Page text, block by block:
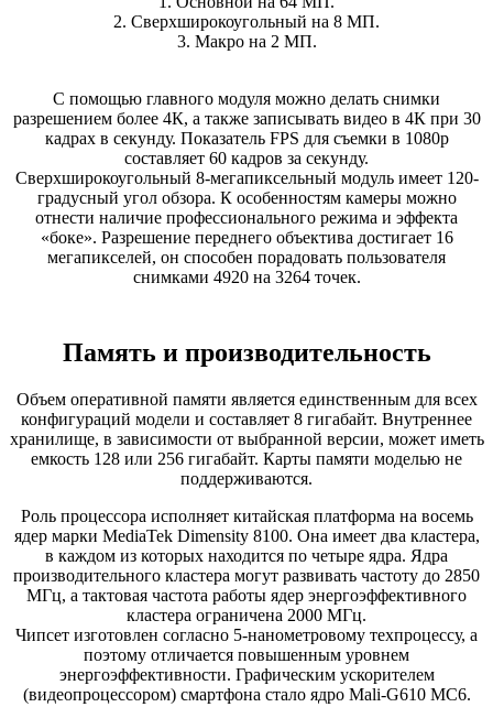
2. Сверхширокоугольный на 8 МП.
3. Макро на 2 МП.
С помощью главного модуля можно делать снимки
разрешением более 4К, а также записывать видео в 4К при 30
кадрах в секунду. Показатель FPS для съемки в 1080p
составляет 60 кадров за секунду.
Сверхширокоугольный 8-мегапиксельный модуль имеет 120-
градусный угол обзора. К особенностям камеры можно
отнести наличие профессионального режима и эффекта
«боке». Разрешение переднего объектива достигает 16
мегапикселей, он способен порадовать пользователя
снимками 4920 на 3264 точек.
Память и производительность
Объем оперативной памяти является единственным для всех
конфигураций модели и составляет 8 гигабайт. Внутреннее
хранилище, в зависимости от выбранной версии, может иметь
емкость 128 или 256 гигабайт. Карты памяти моделью не
поддерживаются.
Роль процессора исполняет китайская платформа на восемь
ядер марки MediaTek Dimensity 8100. Она имеет два кластера,
в каждом из которых находится по четыре ядра. Ядра
производительного кластера могут развивать частоту до 2850
МГц, а тактовая частота работы ядер энергоэффективного
кластера ограничена 2000 МГц.
Чипсет изготовлен согласно 5-нанометровому техпроцессу, а
поэтому отличается повышенным уровнем
энергоэффективности. Графическим ускорителем
(видеопроцессором) смартфона стало ядро Mali-G610 MC6.